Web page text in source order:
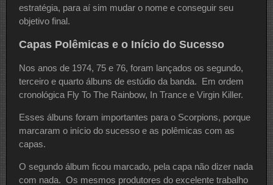
estratégia, para aí sim mudar o nome e conseguir seu
objetivo final.
Capas Polêmicas e o Início do Sucesso
Nos anos de 1974, 75 e 76, foram lançados os segundo,
terceiro e quarto álbuns de estúdio da banda. Em ordem
cronológica Fly To The Rainbow, In Trance e Virgin Killer.
Esses álbuns foram importantes para o Scorpions, porque
marcaram o início do sucesso e as polêmicas com as
capas.
O segundo álbum ficou marcado, pela capa não dizer nada
com nada. Os mesmos produtores do excelente trabalho